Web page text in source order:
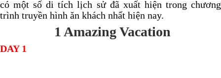
có một số di tích lịch sử đã xuất hiện trong chương
trình truyền hình ăn khách nhất hiện nay.
1 Amazing Vacation
DAY 1